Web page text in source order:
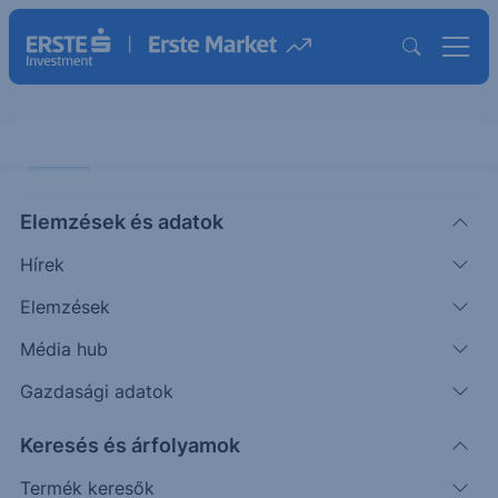
Elemzések és adatok
Hírek
Elemzések
Média hub
Gazdasági adatok
Keresés és árfolyamok
Termék keresők
előrejelzésünk
A mostani hét egyik fő eseménye az inflációs adat
publikálása lesz itthon. A KSH kedden hozza